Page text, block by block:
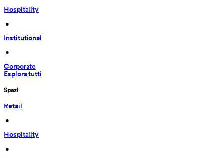
Hospitality
•
Institutional
•
Corporate
Esplora tutti
Spazi
Retail
•
Hospitality
•